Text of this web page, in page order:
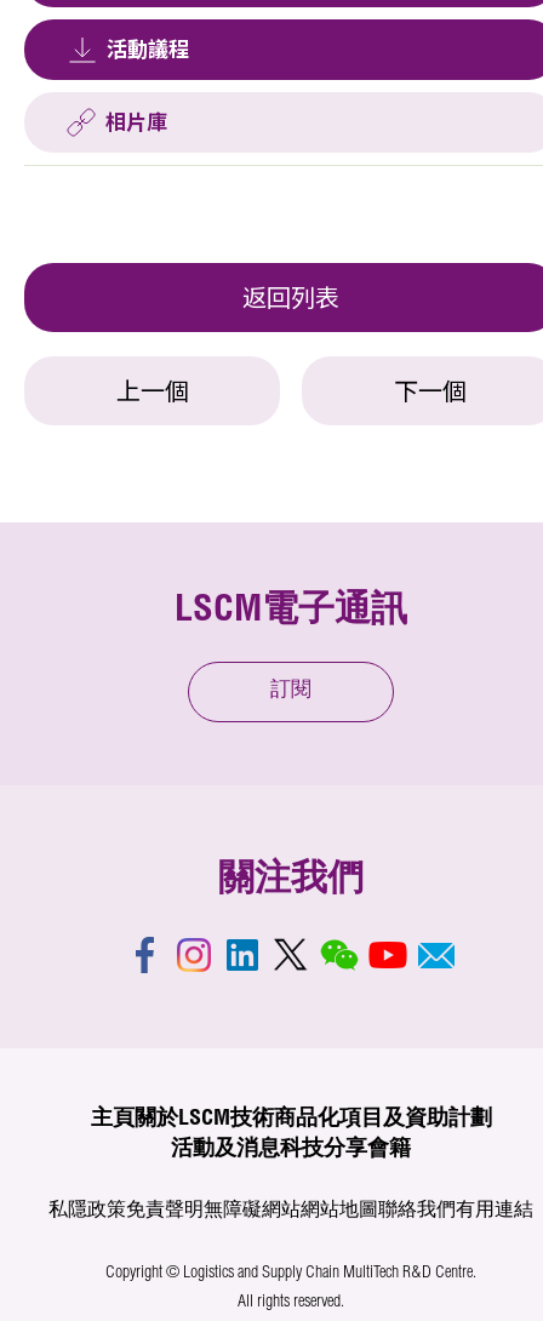
活動議程
相片庫
返回列表
上一個 下一個
LSCM電子通訊
訂閱
關注我們
主頁 關於LSCM技術商品化項目及資助計劃
活動及消息科技分享會籍
私隱政策免責聲明無障礙網站網站地圖聯絡我們有用連結
Copyright © Logistics and Supply Chain MultiTech R&D Centre.
All rights reserved.